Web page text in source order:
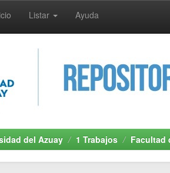
Listar Ayuda
del Azuay 1 Trabajos Facultad